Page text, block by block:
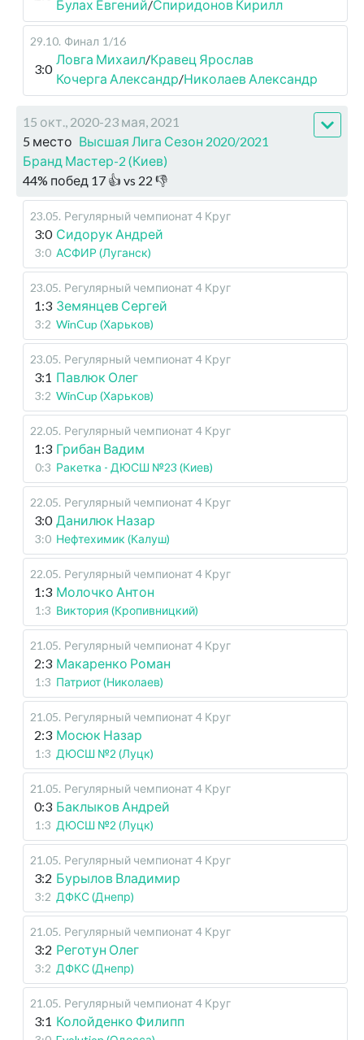
Булах Евгений/Спиридонов Кирилл
29.10. Финал 1/16
3:0
Ловга Михаил/Кравец Ярослав
Кочерга Александр/Николаев Александр
15 окт., 2020-23 мая, 2021
5 место Высшая Лига Сезон 2020/2021
Бранд Мастер-2 (Киев)
44% побед 17 👍 vs 22 👎
23.05. Регулярный чемпионат 4 Круг
3:0 Сидорук Андрей
3:0 АСФИР (Луганск)
23.05. Регулярный чемпионат 4 Круг
1:3 Земянцев Сергей
3:2 WinCup (Харьков)
23.05. Регулярный чемпионат 4 Круг
3:1 Павлюк Олег
3:2 WinCup (Харьков)
22.05. Регулярный чемпионат 4 Круг
1:3 Грибан Вадим
0:3 Ракетка - ДЮСШ №23 (Киев)
22.05. Регулярный чемпионат 4 Круг
3:0 Данилюк Назар
3:0 Нефтехимик (Калуш)
22.05. Регулярный чемпионат 4 Круг
1:3 Молочко Антон
1:3 Виктория (Кропивницкий)
21.05. Регулярный чемпионат 4 Круг
2:3 Макаренко Роман
1:3 Патриот (Николаев)
21.05. Регулярный чемпионат 4 Круг
2:3 Мосюк Назар
1:3 ДЮСШ №2 (Луцк)
21.05. Регулярный чемпионат 4 Круг
0:3 Баклыков Андрей
1:3 ДЮСШ №2 (Луцк)
21.05. Регулярный чемпионат 4 Круг
3:2 Бурылов Владимир
3:2 ДФКС (Днепр)
21.05. Регулярный чемпионат 4 Круг
3:2 Реготун Олег
3:2 ДФКС (Днепр)
21.05. Регулярный чемпионат 4 Круг
3:1 Колойденко Филипп